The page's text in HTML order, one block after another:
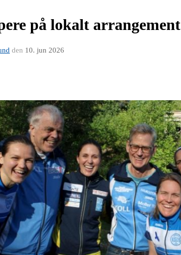
på lokalt
den 10. jun 2026